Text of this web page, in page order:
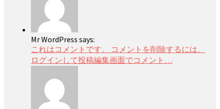
Mr WordPress says:
これはコメントです。 コメントを削除するには、
ログインして投稿編集画面でコメント…